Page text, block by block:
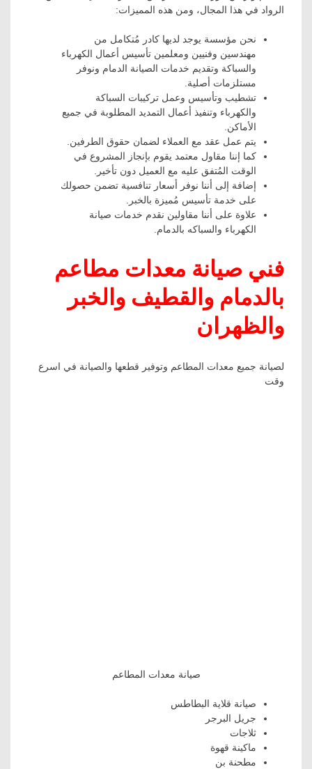
الرواد في هذا المجال، ومن هذه المميزات:
نحن مؤسسة يوجد لديها كادر مُتكامل من
مهندسين وفنيين ومعلمين تأسيس أعمال الكهرباء
والسباكة وتقديم خدمات الصيانة الدمام ونوفر
مستلزمات أصلية.
تشطيب وتأسيس وعمل تركيبات السباكة
والكهرباء وتنفيذ أعمال التمديد المطلوبة في جميع
الأماكن.
يتم عمل عقد مع العملاء لضمان حقوق الطرفين.
كما إننا مقاول معتمد يقوم بإنجاز المشروع في
الوقت المُتفق عليه مع العميل دون تأخير.
إضافة إلى أننا نوفر أسعار تنافسية تضمن حصولك
على خدمة تأسيس مُميزة بالخبر.
علاوة على أننا مقاولين نقدم خدمات صيانة
الكهرباء والسباكه بالدمام.
فني صيانة معدات مطاعم
بالدمام والقطيف والخبر
والظهران
لصيانة جميع معدات المطاعم وتوفير قطعها والصيانة في اسرع
وقت
صيانة معدات المطاعم
صيانة قلاية البطاطس
جريل البرجر
ثلاجات
ماكينة قهوة
مطحنة بن